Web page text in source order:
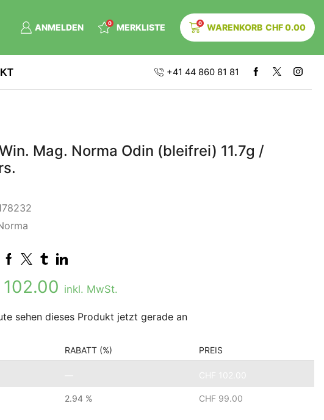
ANMELDEN 0 MERKLISTE 0 WARENKORB CHF0.00
+41 44 860 81 81
Mag. Norma Odin (bleifrei) 11.7g /
102.00 inkl. MwSt.
sehen dieses Produkt jetzt gerade an
RABATT (%) PREIS
2.94 % CHF 99.00